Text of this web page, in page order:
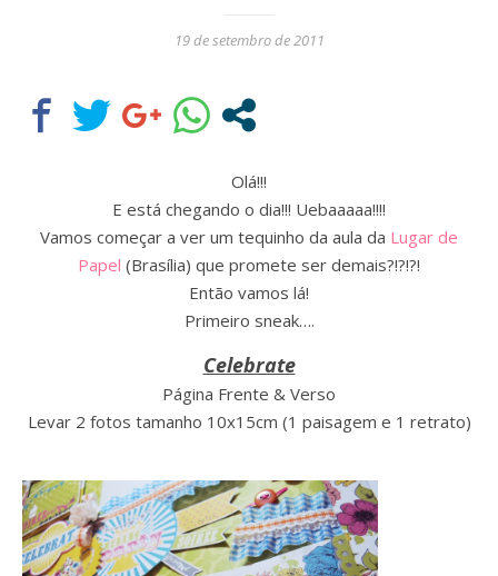
19 de setembro de 2011
Olá!!!
E está chegando o dia!!! Uebaaaaa!!!!
Vamos começar a ver um tequinho da aula da Lugar de
Papel (Brasília) que promete ser demais?!?!?!
Então vamos lá!
Primeiro sneak….
Celebrate
Página Frente & Verso
Levar 2 fotos tamanho 10x15cm (1 paisagem e 1 retrato)
Assine nossa newsletter
seu e-mail.